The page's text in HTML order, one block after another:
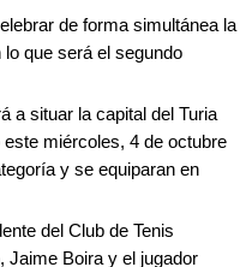
de forma simultánea la
lo que será el segundo
a situar la capital del Turia
miércoles, 4 de octubre
y se equiparan en
del Club de Tenis
Jaime Boira y el jugador